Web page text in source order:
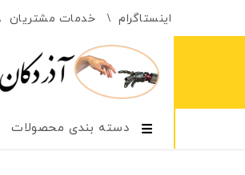
اینستاگرام خدمات مشتریان
دسته بندی محصولات